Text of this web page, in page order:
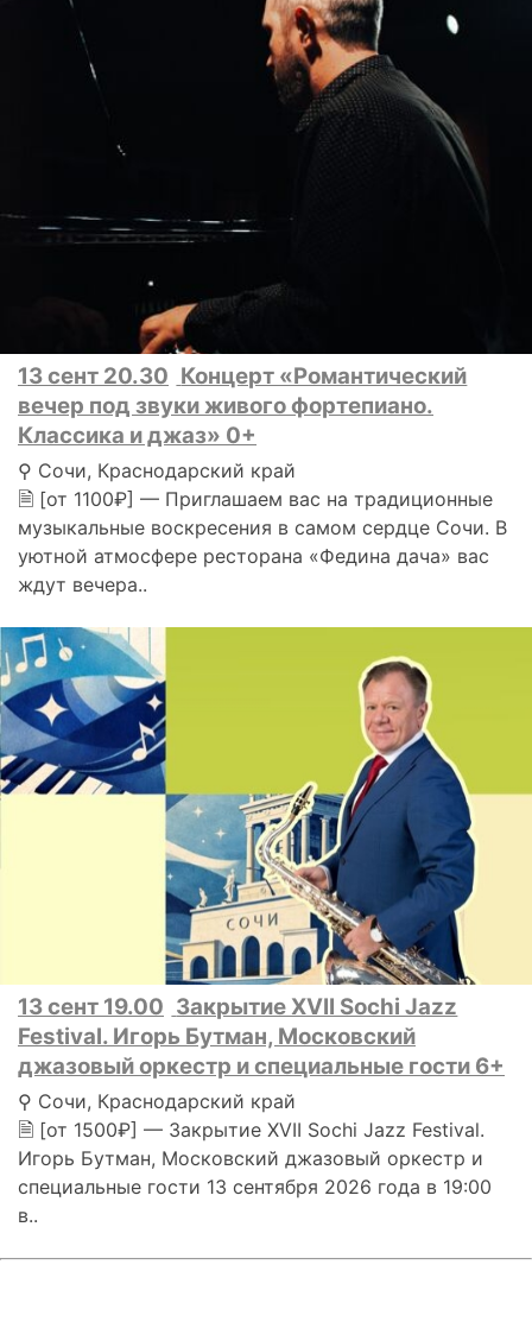
13 сент 20.30 Концерт «Романтический
вечер под звуки живого фортепиано.
Классика и джаз» 0+
⚲ Сочи, Краснодарский край
🗎 [от 1100₽] — Приглашаем вас на традиционные
музыкальные воскресения в самом сердце Сочи. В
уютной атмосфере ресторана «Федина дача» вас
ждут вечера..
13 сент 19.00 Закрытие XVII Sochi Jazz
Festival. Игорь Бутман, Московский
джазовый оркестр и специальные гости 6+
⚲ Сочи, Краснодарский край
🗎 [от 1500₽] — Закрытие XVII Sochi Jazz Festival.
Игорь Бутман, Московский джазовый оркестр и
специальные гости 13 сентября 2026 года в 19:00
в..